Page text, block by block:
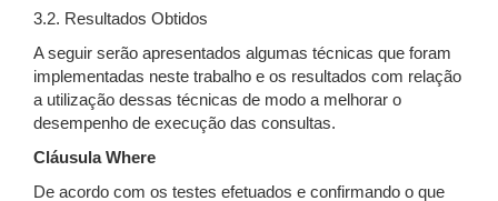
3.2. Resultados Obtidos
A seguir serão apresentados algumas técnicas que foram
implementadas neste trabalho e os resultados com relação
a utilização dessas técnicas de modo a melhorar o
desempenho de execução das consultas.
Cláusula Where
De acordo com os testes efetuados e confirmando o que